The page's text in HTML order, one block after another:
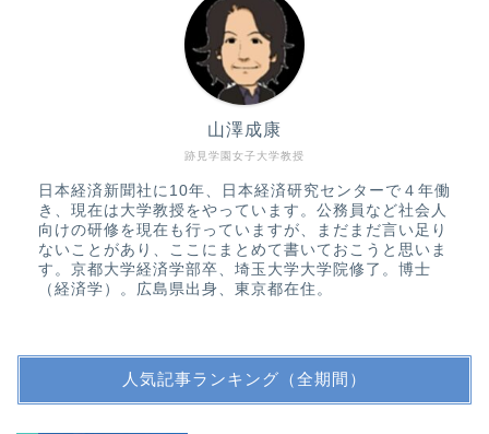
跡見学園女子大学教授
山澤成康
日本経済新聞社に10年、日本経済研究センターで４年働
き、現在は大学教授をやっています。公務員など社会人
向けの研修を現在も行っていますが、まだまだ言い足り
ないことがあり、ここにまとめて書いておこうと思いま
す。京都大学経済学部卒、埼玉大学大学院修了。博士
（経済学）。広島県出身、東京都在住。
人気記事ランキング（全期間）